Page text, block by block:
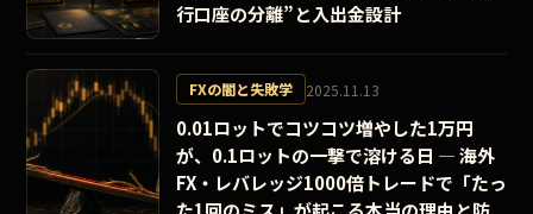
行口座の分離”と入出金設計
FXの闇と失敗学 2025.11.13
0.01ロットでコツコツ増やした1万円
が、0.1ロットの一撃で溶ける日 ― 海外
FX・レバレッジ1000倍トレードで「たっ